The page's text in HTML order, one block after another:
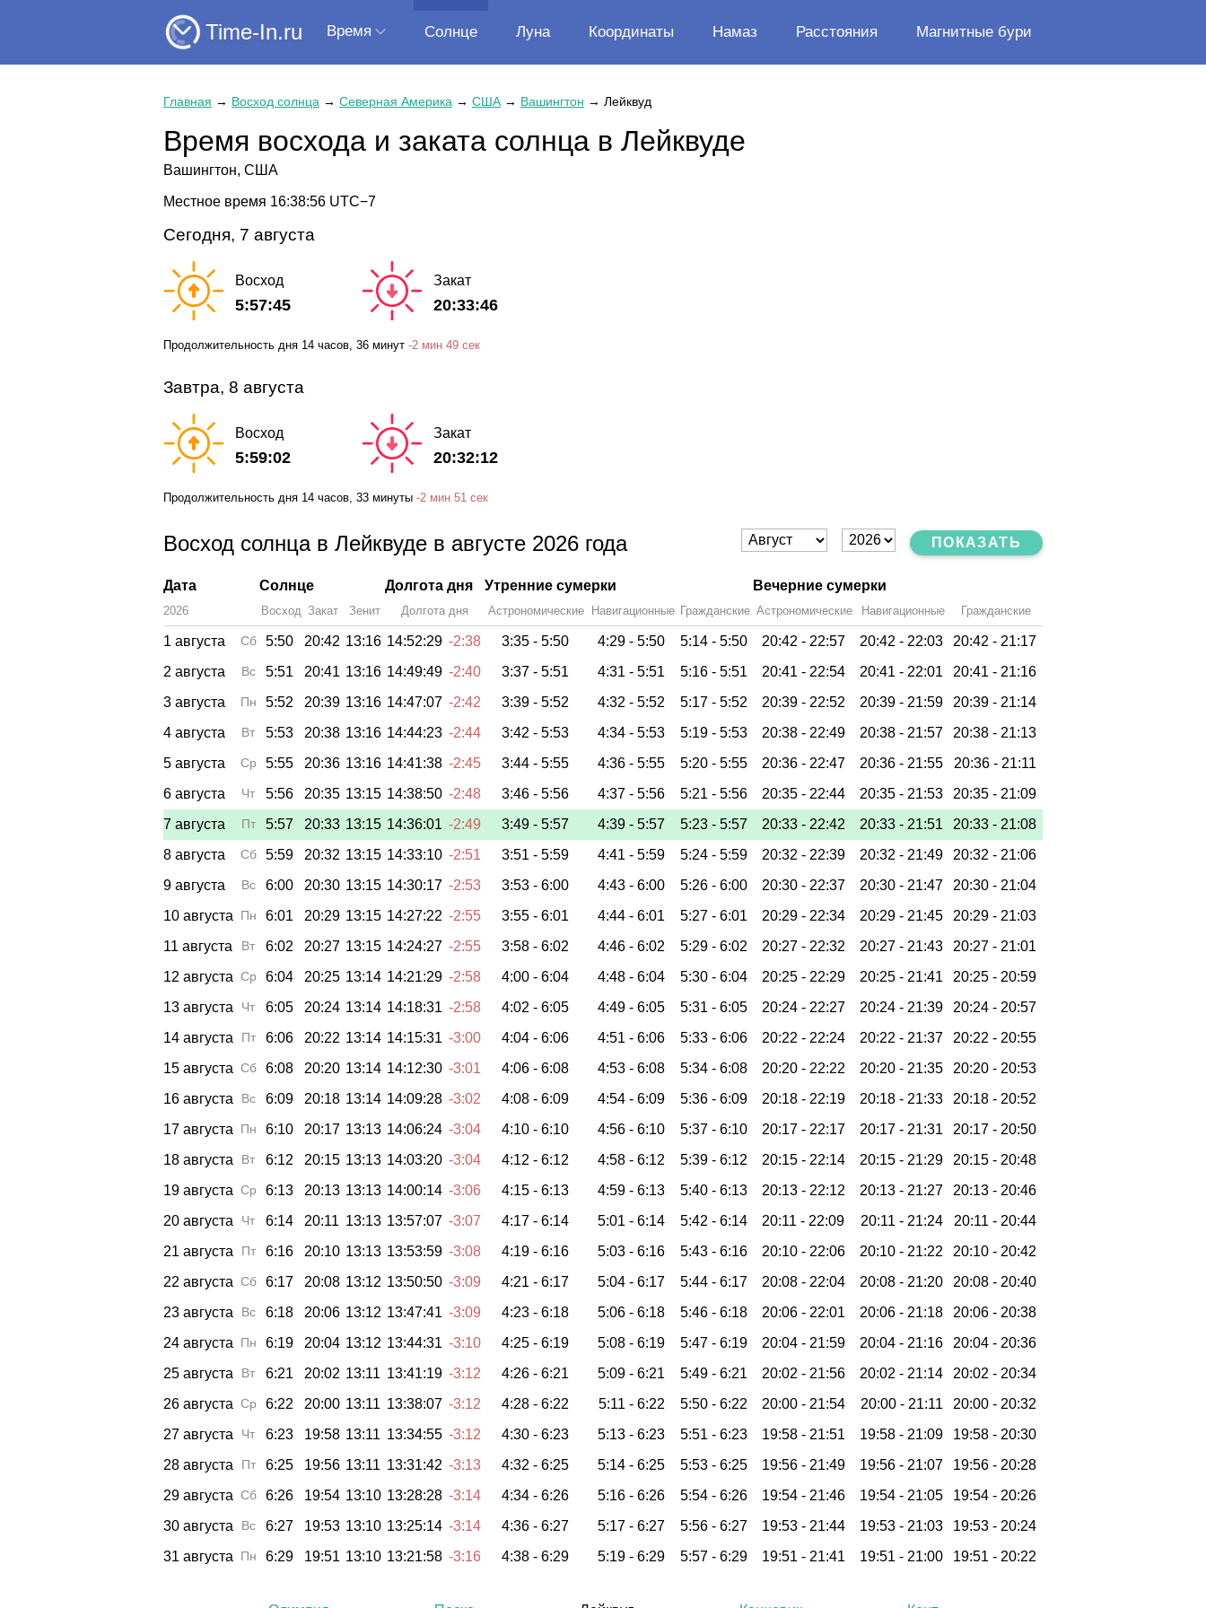
Time-In.ru Время Солнце Луна Координаты Намаз Расстояния Магнитные бури
Главная → Восход солнца → Северная Америка → США → Вашингтон → Лейквуд
Время восхода и заката солнца в Лейквуде
Вашингтон, США
Местное время 16:38:56 UTC−7
Сегодня, 7 августа
Восход
5:57:45
Закат
20:33:46
Продолжительность дня 14 часов , 36 минут -2 мин 49 сек
Завтра, 8 августа
Восход
5:59:02
Закат
20:32:12
Продолжительность дня 14 часов, 33 минуты -2 мин 51 сек
Восход солнца в Лейквуде в августе 2026 года ПОКАЗАТЬ
Дата Солнце Долгота дня Утренние сумерки Вечерние сумерки
2026 Восход Закат Зенит Долгота дня Астрономические Навигационные Гражданские Астрономические Навигационные Гражданские
1 августа Сб 5:50 20:42 13:16 14:52:29 -2:38 3:35 - 5:50 4:29 - 5:50 5:14 - 5:50 20:42 - 22:57 20:42 - 22:03 20:42 - 21:17
2 августа
Вс 5:51 20:41 13:16 14:49:49 -2:40 3:37 - 5:51 4:31 - 5:51 5:16 - 5:51 20:41 - 22:54 20:41 - 22:01 20:41 - 21:16
3 августа
Пн 5:52 20:39 13:16 14:47:07 -2:42 3:39 - 5:52 4:32 - 5:52 5:17 - 5:52 20:39 - 22:52 20:39 - 21:59 20:39 - 21:14
4 августа
Вт 5:53 20:38 13:16 14:44:23 -2:44 3:42 - 5:53 4:34 - 5:53 5:19 - 5:53 20:38 - 22:49 20:38 - 21:57 20:38 - 21:13
5 августа
Ср 5:55 20:36 13:16 14:41:38 -2:45 3:44 - 5:55 4:36 - 5:55 5:20 - 5:55 20:36 - 22:47 20:36 - 21:55 20:36 - 21:11
6 августа
Чт 5:56 20:35 13:15 14:38:50 -2:48 3:46 - 5:56 4:37 - 5:56 5:21 - 5:56 20:35 - 22:44 20:35 - 21:53 20:35 - 21:09
7 августа
Пт 5:57 20:33 13:15 14:36:01 -2:49 3:49 - 5:57 4:39 - 5:57 5:23 - 5:57 20:33 - 22:42 20:33 - 21:51 20:33 - 21:08
8 августа
Сб 5:59 20:32 13:15 14:33:10 -2:51 3:51 - 5:59 4:41 - 5:59 5:24 - 5:59 20:32 - 22:39 20:32 - 21:49 20:32 - 21:06
9 августа
Вс 6:00 20:30 13:15 14:30:17 -2:53 3:53 - 6:00 4:43 - 6:00 5:26 - 6:00 20:30 - 22:37 20:30 - 21:47 20:30 - 21:04
10 августа
Пн 6:01 20:29 13:15 14:27:22 -2:55 3:55 - 6:01 4:44 - 6:01 5:27 - 6:01 20:29 - 22:34 20:29 - 21:45 20:29 - 21:03
11 августа
Вт 6:02 20:27 13:15 14:24:27 -2:55 3:58 - 6:02 4:46 - 6:02 5:29 - 6:02 20:27 - 22:32 20:27 - 21:43 20:27 - 21:01
12 августа Ср 6:04 20:25 13:14 14:21:29 -2:58 4:00 - 6:04 4:48 - 6:04 5:30 - 6:04 20:25 - 22:29 20:25 - 21:41 20:25 - 20:59
13 августа
Чт 6:05 20:24 13:14 14:18:31 -2:58 4:02 - 6:05 4:49 - 6:05 5:31 - 6:05 20:24 - 22:27 20:24 - 21:39 20:24 - 20:57
14 августа
Пт 6:06 20:22 13:14 14:15:31 -3:00 4:04 - 6:06 4:51 - 6:06 5:33 - 6:06 20:22 - 22:24 20:22 - 21:37 20:22 - 20:55
15 августа Сб 6:08 20:20 13:14 14:12:30 -3:01 4:06 - 6:08 4:53 - 6:08 5:34 - 6:08 20:20 - 22:22 20:20 - 21:35 20:20 - 20:53
16 августа
Вс 6:09 20:18 13:14 14:09:28 -3:02 4:08 - 6:09 4:54 - 6:09 5:36 - 6:09 20:18 - 22:19 20:18 - 21:33 20:18 - 20:52
17 августа
Пн 6:10 20:17 13:13 14:06:24 -3:04 4:10 - 6:10 4:56 - 6:10 5:37 - 6:10 20:17 - 22:17 20:17 - 21:31 20:17 - 20:50
18 августа
Вт 6:12 20:15 13:13 14:03:20 -3:04 4:12 - 6:12 4:58 - 6:12 5:39 - 6:12 20:15 - 22:14 20:15 - 21:29 20:15 - 20:48
19 августа Ср 6:13 20:13 13:13 14:00:14 -3:06 4:15 - 6:13 4:59 - 6:13 5:40 - 6:13 20:13 - 22:12 20:13 - 21:27 20:13 - 20:46
20 августа
Чт 6:14 20:11 13:13 13:57:07 -3:07 4:17 - 6:14 5:01 - 6:14 5:42 - 6:14 20:11 - 22:09 20:11 - 21:24 20:11 - 20:44
21 августа
Пт 6:16 20:10 13:13 13:53:59 -3:08 4:19 - 6:16 5:03 - 6:16 5:43 - 6:16 20:10 - 22:06 20:10 - 21:22 20:10 - 20:42
22 августа Сб 6:17 20:08 13:12 13:50:50 -3:09 4:21 - 6:17 5:04 - 6:17 5:44 - 6:17 20:08 - 22:04 20:08 - 21:20 20:08 - 20:40
23 августа
Вс 6:18 20:06 13:12 13:47:41 -3:09 4:23 - 6:18 5:06 - 6:18 5:46 - 6:18 20:06 - 22:01 20:06 - 21:18 20:06 - 20:38
24 августа
Пн 6:19 20:04 13:12 13:44:31 -3:10 4:25 - 6:19 5:08 - 6:19 5:47 - 6:19 20:04 - 21:59 20:04 - 21:16 20:04 - 20:36
25 августа
Вт 6:21 20:02 13:11 13:41:19 -3:12 4:26 - 6:21 5:09 - 6:21 5:49 - 6:21 20:02 - 21:56 20:02 - 21:14 20:02 - 20:34
26 августа Ср 6:22 20:00 13:11 13:38:07 -3:12 4:28 - 6:22 5:11 - 6:22 5:50 - 6:22 20:00 - 21:54 20:00 - 21:11 20:00 - 20:32
27 августа
Чт 6:23 19:58 13:11 13:34:55 -3:12 4:30 - 6:23 5:13 - 6:23 5:51 - 6:23 19:58 - 21:51 19:58 - 21:09 19:58 - 20:30
28 августа
Пт 6:25 19:56 13:11 13:31:42 -3:13 4:32 - 6:25 5:14 - 6:25 5:53 - 6:25 19:56 - 21:49 19:56 - 21:07 19:56 - 20:28
29 августа Сб 6:26 19:54 13:10 13:28:28 -3:14 4:34 - 6:26 5:16 - 6:26 5:54 - 6:26 19:54 - 21:46 19:54 - 21:05 19:54 - 20:26
30 августа
Вс 6:27 19:53 13:10 13:25:14 -3:14 4:36 - 6:27 5:17 - 6:27 5:56 - 6:27 19:53 - 21:44 19:53 - 21:03 19:53 - 20:24
31 августа
Пн 6:29 19:51 13:10 13:21:58 -3:16 4:38 - 6:29 5:19 - 6:29 5:57 - 6:29 19:51 - 21:41 19:51 - 21:00 19:51 - 20:22